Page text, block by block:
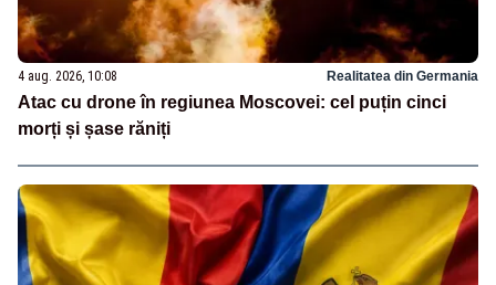
4 aug. 2026, 10:08 Realitatea din Germania
Atac cu drone în regiunea Moscovei: cel puțin cinci
morți și șase răniți